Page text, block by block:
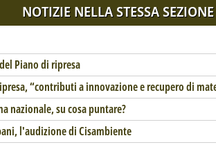
NOTIZIE NELLA STESSA SEZIONE
Piano di ripresa
“contributi a innovazione e recupero di
nazionale, su cosa puntare?
l'audizione di Cisambiente